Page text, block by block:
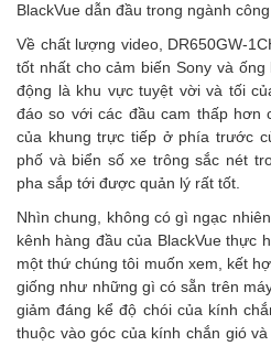
BlackVue dẫn đầu trong ngành
Về chất lượng video, DR650GW-
tốt nhất cho cảm biến Sony và
động là khu vực tuyệt vời và tối
đáo so với các đầu cam thấp hơn
của khung trực tiếp ở phía trước
phố và biển số xe trông sắc nét
pha sắp tới được quản lý rất tốt.
Nhìn chung, không có gì ngạc
kênh hàng đầu của BlackVue thực
một thứ chúng tôi muốn xem, kết
giống như những gì có sẵn trên
giảm đáng kể độ chói của kính
thuộc vào góc của kính chắn gió